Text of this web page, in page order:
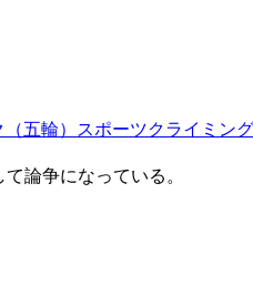
五輪）スポーツクライミン
論争になっている。